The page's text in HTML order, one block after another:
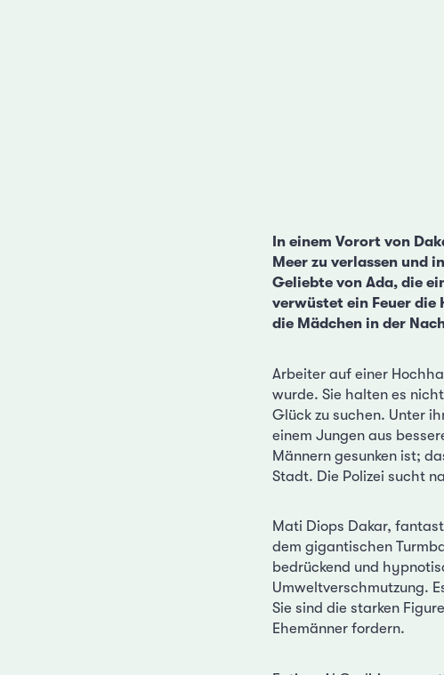
In einem Vorort von
Meer zu verlassen und
Geliebte von Ada, die
verwüstet ein Feuer die
die Mädchen in der
Arbeiter auf einer
wurde. Sie halten es
Glück zu suchen. Unter
einem Jungen aus
Männern gesunken ist;
Stadt. Die Polizei sucht
Mati Diops Dakar,
dem gigantischen
bedrückend und
Umweltverschmutzung.
Sie sind die starken
Ehemänner fordern.